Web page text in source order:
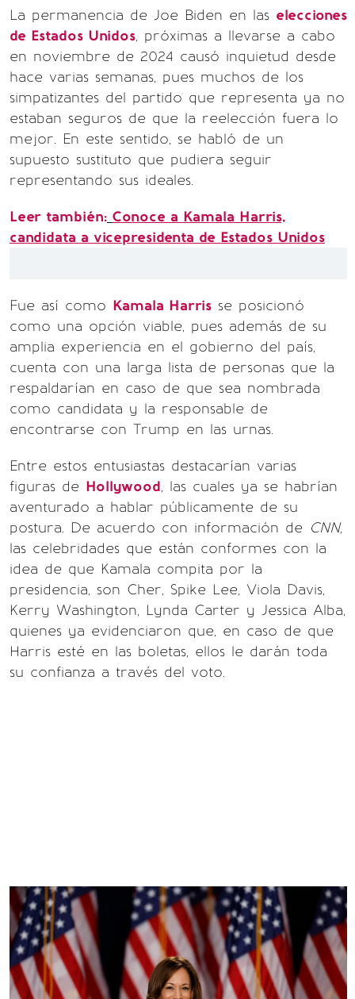
La permanencia de Joe Biden en las elecciones
de Estados Unidos, próximas a llevarse a cabo
en noviembre de 2024 causó inquietud desde
hace varias semanas, pues muchos de los
simpatizantes del partido que representa ya no
estaban seguros de que la reelección fuera lo
mejor. En este sentido, se habló de un
supuesto sustituto que pudiera seguir
representando sus ideales.
Leer también: Conoce a Kamala Harris,
candidata a vicepresidenta de Estados Unidos
Fue así como Kamala Harris se posicionó
como una opción viable, pues además de su
amplia experiencia en el gobierno del país,
cuenta con una larga lista de personas que la
respaldarían en caso de que sea nombrada
como candidata y la responsable de
encontrarse con Trump en las urnas.
Entre estos entusiastas destacarían varias
figuras de Hollywood, las cuales ya se habrían
aventurado a hablar públicamente de su
postura. De acuerdo con información de CNN,
las celebridades que están conformes con la
idea de que Kamala compita por la
presidencia, son Cher, Spike Lee, Viola Davis,
Kerry Washington, Lynda Carter y Jessica Alba,
quienes ya evidenciaron que, en caso de que
Harris esté en las boletas, ellos le darán toda
su confianza a través del voto.